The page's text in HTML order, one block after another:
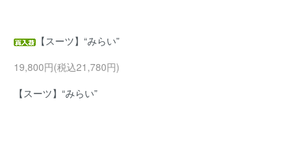
【スーツ】“みらい”
19,800円(税込21,780円)
【スーツ】“みらい”